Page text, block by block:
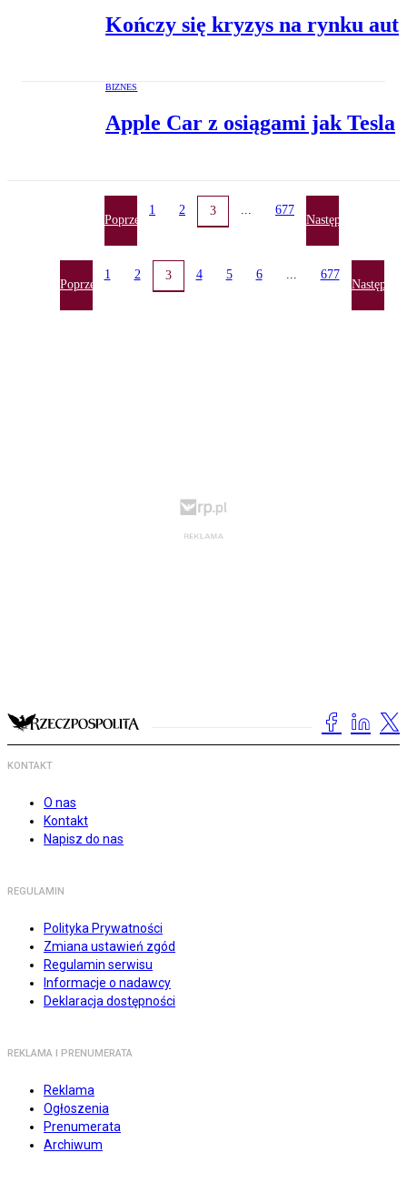
Kończy się kryzys na rynku aut
BIZNES
Apple Car z osiągami jak Tesla
Poprzednia
1 2 3 677
Następna
Poprzednia
1 2 3 4 5 6 677
Następna
KONTAKT
O nas
Kontakt
Napisz do nas
REGULAMIN
Polityka Prywatności
Zmiana ustawień zgód
Regulamin serwisu
Informacje o nadawcy
Deklaracja dostępności
REKLAMA I PRENUMERATA
Reklama
Ogłoszenia
Prenumerata
Archiwum